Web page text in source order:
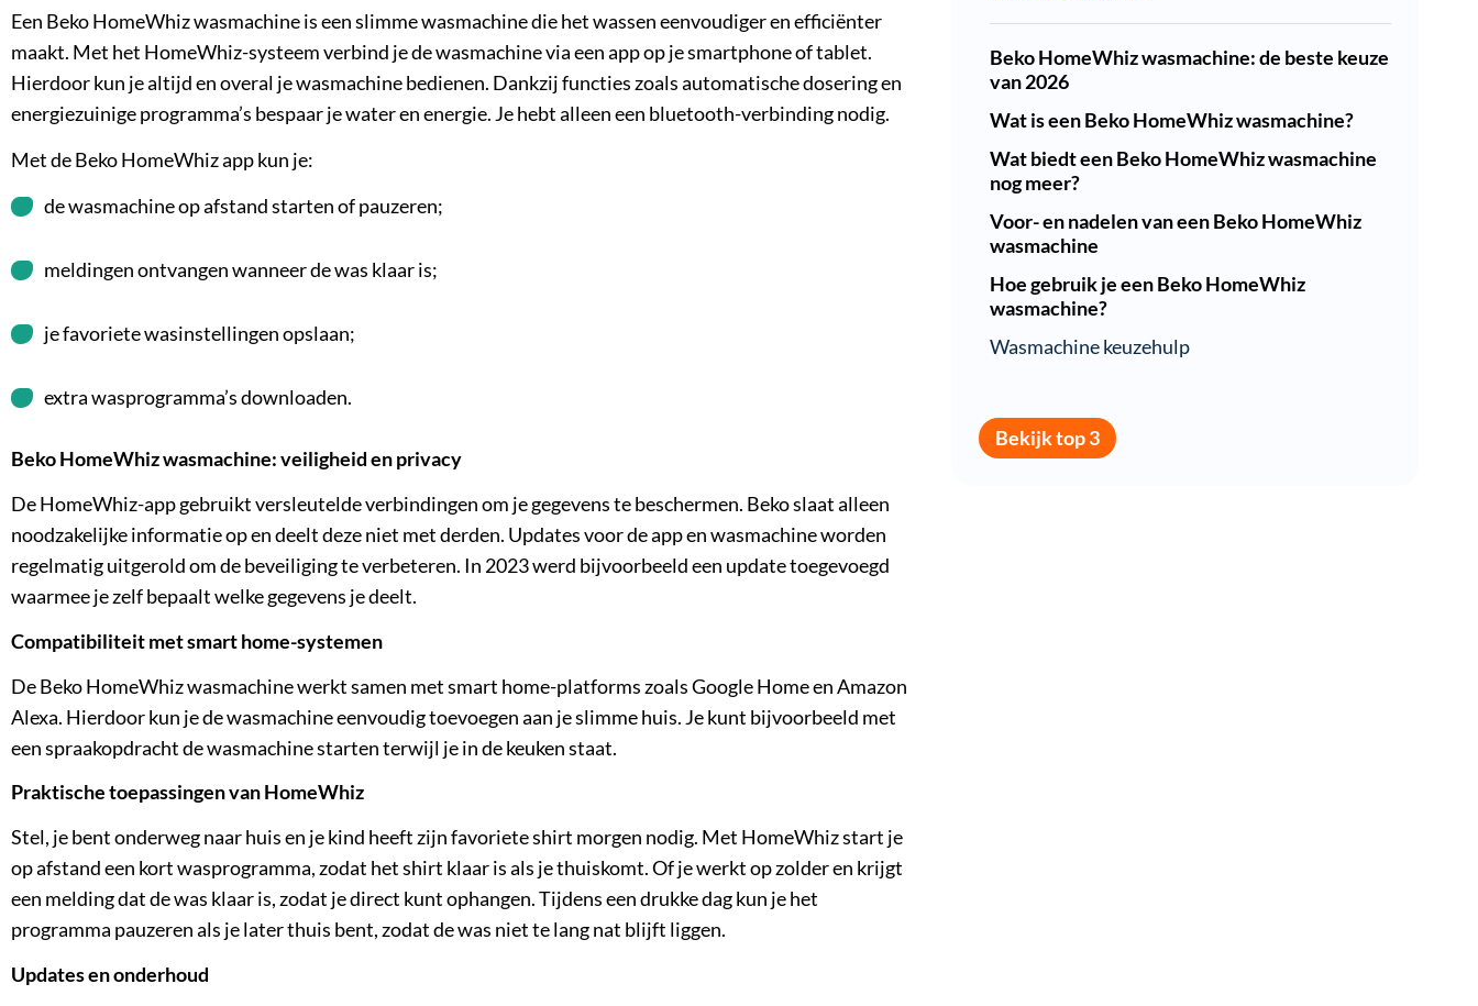
Een Beko HomeWhiz wasmachine is eenslimme wasmachinedie het wassen eenvoudiger en efficiënter
maakt. Met het HomeWhiz-systeem verbind je de wasmachine via een app op je smartphone of tablet.
Hierdoor kun je altijd en overal je wasmachine bedienen. Dankzij functies zoals automatische dosering en
energiezuinigeprogramma’s bespaar je water en energie. Je hebt alleen een bluetooth-verbinding nodig.
Met de Beko HomeWhiz app kun je:
de wasmachine op afstand starten of pauzeren;
meldingen ontvangen wanneer de was klaar is;
je favoriete wasinstellingen opslaan;
extra wasprogramma’s downloaden.
Beko HomeWhiz wasmachine: veiligheid en privacy
De HomeWhiz-app gebruikt versleutelde verbindingen om je gegevens te beschermen. Beko slaat alleen
noodzakelijke informatie op en deelt deze niet met derden. Updates voor de app en wasmachine worden
regelmatig uitgerold om de beveiliging te verbeteren. In 2023 werd bijvoorbeeld een update toegevoegd
waarmee je zelf bepaalt welke gegevens je deelt.
Compatibiliteit met smart home-systemen
De Beko HomeWhiz wasmachine werkt samen met smart home-platforms zoals Google Home en Amazon
Alexa. Hierdoor kun je de wasmachine eenvoudig toevoegen aan je slimme huis. Je kunt bijvoorbeeld met
een spraakopdracht de wasmachine starten terwijl je in de keuken staat.
Praktische toepassingen van HomeWhiz
Stel, je bent onderweg naar huis en je kind heeft zijn favoriete shirt morgen nodig. Met HomeWhiz start je
op afstand een kort wasprogramma, zodat het shirt klaar is als je thuiskomt. Of je werkt op zolder en krijgt
een melding dat de was klaar is, zodat je direct kunt ophangen. Tijdens een drukke dag kun je het
programma pauzeren als je later thuis bent, zodat de was niet te lang nat blijft liggen.
Updates en onderhoud
Beko HomeWhiz wasmachine: de beste keuze
van 2026
Wat is een Beko HomeWhiz wasmachine?
Wat biedt een Beko HomeWhiz wasmachine
nog meer?
Voor- en nadelen van een Beko HomeWhiz
wasmachine
Hoe gebruik je een Beko HomeWhiz
wasmachine?
Wasmachine keuzehulp
Bekijk top 3